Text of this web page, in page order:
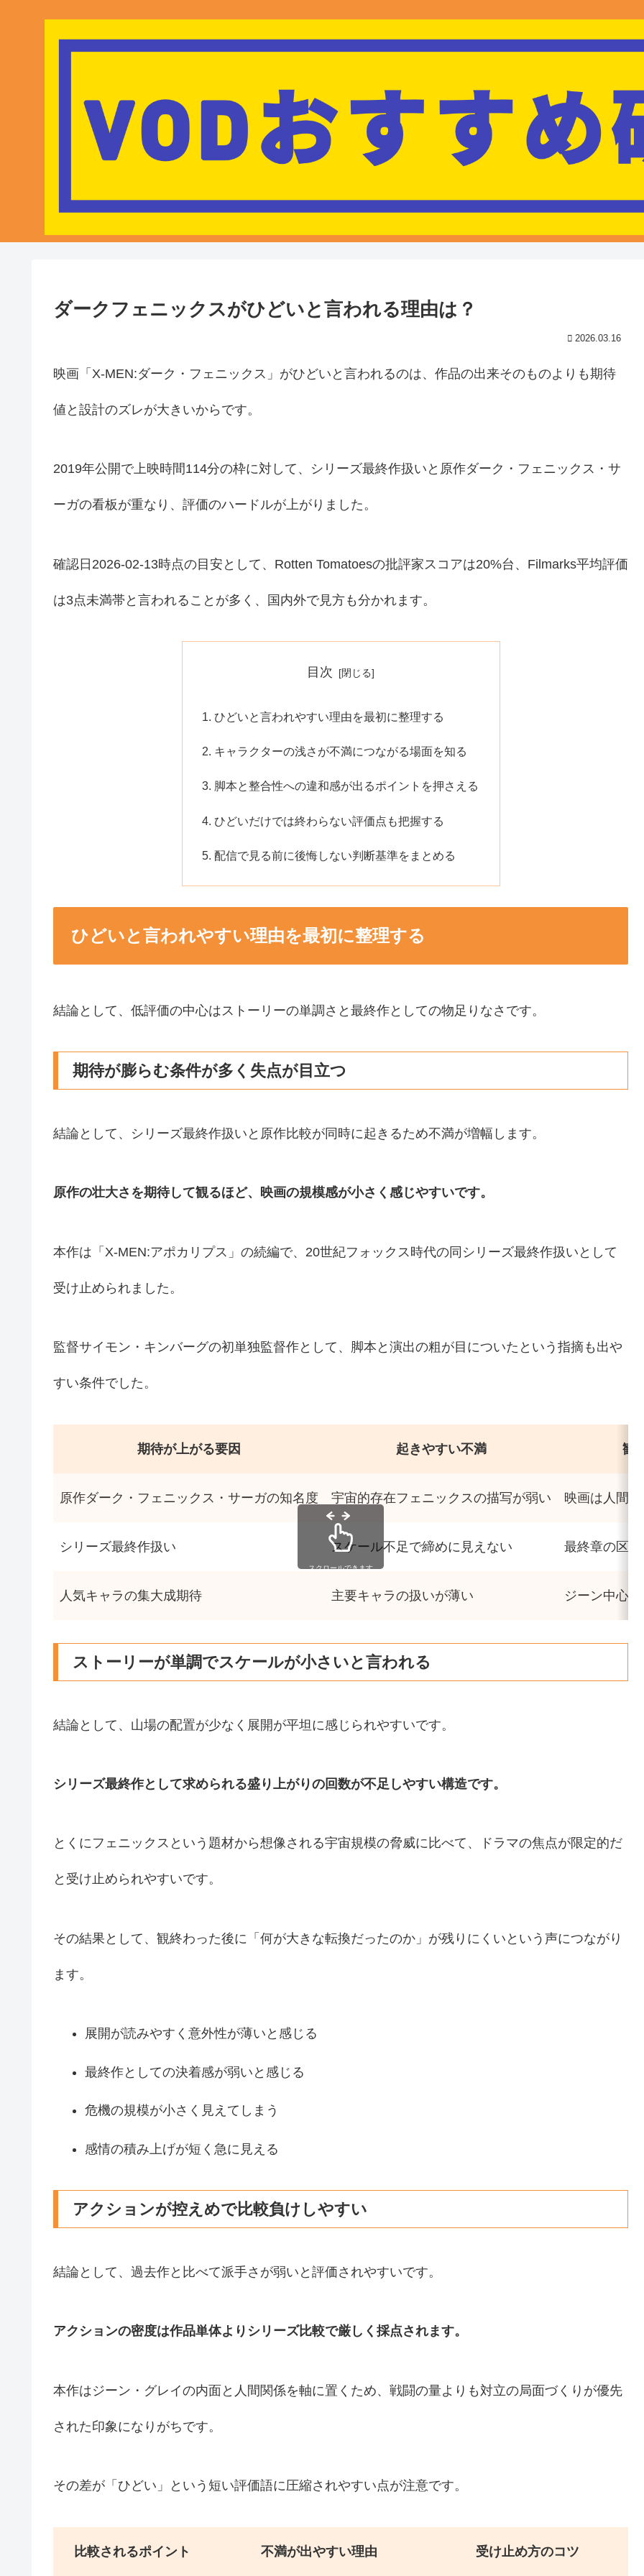
ダークフェニックスがひどいと言われる理由は？
2026.03.16
映画「X-MEN:ダーク・フェニックス」がひどいと言われるのは、作品の出来そのものよりも期待
値と設計のズレが大きいからです。
2019年公開で上映時間114分の枠に対して、シリーズ最終作扱いと原作ダーク・フェニックス・サ
ーガの看板が重なり、評価のハードルが上がりました。
確認日2026-02-13時点の目安として、Rotten Tomatoesの批評家スコアは20%台、Filmarks平均評価
は3点未満帯と言われることが多く、国内外で見方も分かれます。
目次
ひどいと言われやすい理由を最初に整理する
キャラクターの浅さが不満につながる場面を知る
脚本と整合性への違和感が出るポイントを押さえる
ひどいだけでは終わらない評価点も把握する
配信で見る前に後悔しない判断基準をまとめる
ひどいと言われやすい理由を最初に整理する
結論として、低評価の中心はストーリーの単調さと最終作としての物足りなさです。
期待が膨らむ条件が多く失点が目立つ
結論として、シリーズ最終作扱いと原作比較が同時に起きるため不満が増幅します。
原作の壮大さを期待して観るほど、映画の規模感が小さく感じやすいです。
本作は「X-MEN:アポカリプス」の続編で、20世紀フォックス時代の同シリーズ最終作扱いとして
受け止められました。
監督サイモン・キンバーグの初単独監督作として、脚本と演出の粗が目についたという指摘も出や
すい条件でした。
期待が上がる要因 起きやすい不満 観
原作ダーク・フェニックス・サーガの知名度 宇宙的存在フェニックスの描写が弱い 映画は人間関
シリーズ最終作扱い スケール不足で締めに見えない 最終章の区切
人気キャラの集大成期待 主要キャラの扱いが薄い ジーン中心の
スクロールできます
ストーリーが単調でスケールが小さいと言われる
結論として、山場の配置が少なく展開が平坦に感じられやすいです。
シリーズ最終作として求められる盛り上がりの回数が不足しやすい構造です。
とくにフェニックスという題材から想像される宇宙規模の脅威に比べて、ドラマの焦点が限定的だ
と受け止められやすいです。
その結果として、観終わった後に「何が大きな転換だったのか」が残りにくいという声につながり
ます。
展開が読みやすく意外性が薄いと感じる
最終作としての決着感が弱いと感じる
危機の規模が小さく見えてしまう
感情の積み上げが短く急に見える
アクションが控えめで比較負けしやすい
結論として、過去作と比べて派手さが弱いと評価されやすいです。
アクションの密度は作品単体よりシリーズ比較で厳しく採点されます。
本作はジーン・グレイの内面と人間関係を軸に置くため、戦闘の量よりも対立の局面づくりが優先
された印象になりがちです。
その差が「ひどい」という短い評価語に圧縮されやすい点が注意です。
比較されるポイント 不満が出やすい理由 受け止め方のコツ